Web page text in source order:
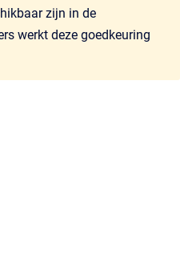
zijn in de
werkt deze goedkeuring